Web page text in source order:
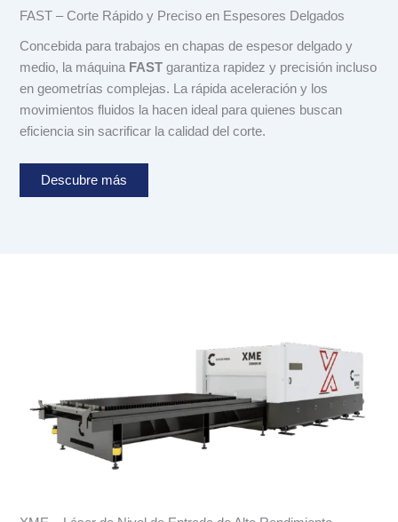
FAST – Corte Rápido y Preciso en Espesores Delgados
Concebida para trabajos en chapas de espesor delgado y
medio, la máquina FASTgarantiza rapidez y precisión incluso
en geometrías complejas. La rápida aceleración y los
movimientos fluidos la hacen ideal para quienes buscan
eficiencia sin sacrificar la calidad del corte.
Descubre más